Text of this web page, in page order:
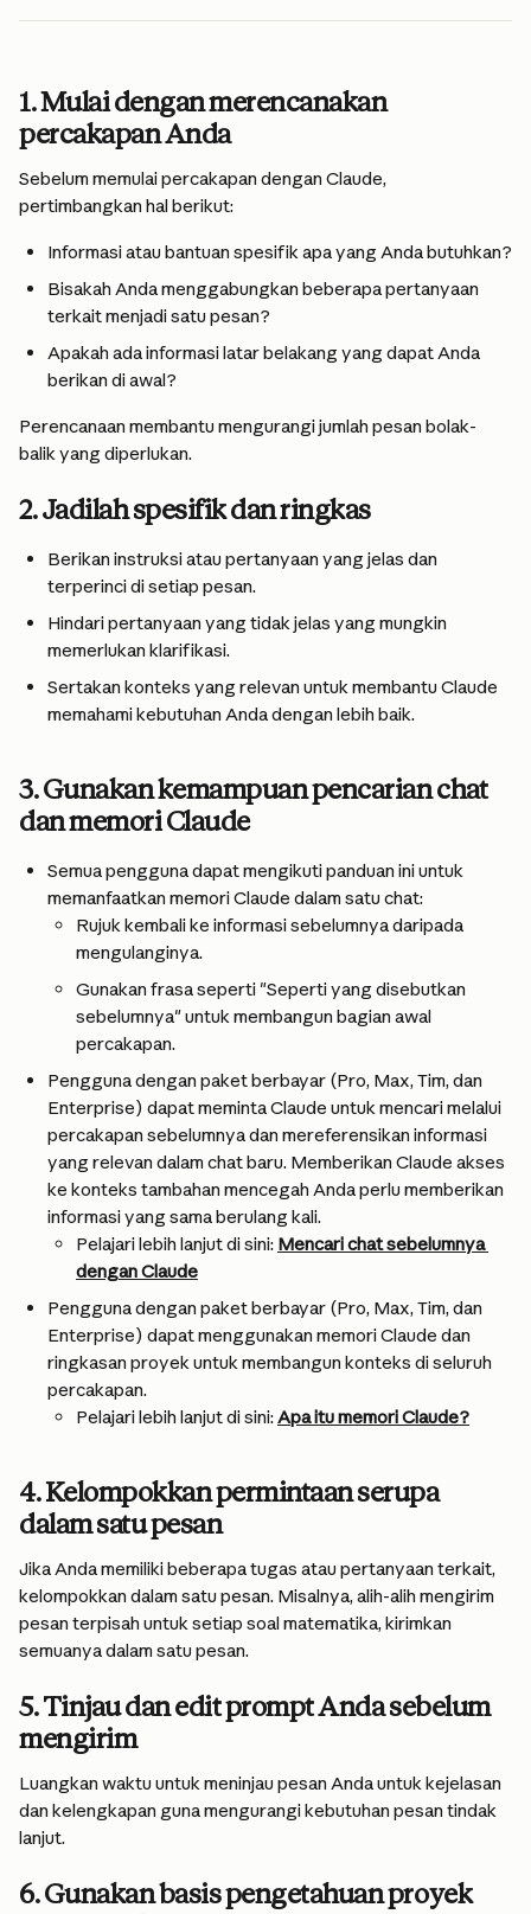
1. Mulai dengan merencanakan
percakapan Anda
Sebelum memulai percakapan dengan Claude,
pertimbangkan hal berikut:
Informasi atau bantuan spesifik apa yang Anda butuhkan?
Bisakah Anda menggabungkan beberapa pertanyaan
terkait menjadi satu pesan?
Apakah ada informasi latar belakang yang dapat Anda
berikan di awal?
Perencanaan membantu mengurangi jumlah pesan bolak-
balik yang diperlukan.
2. Jadilah spesifik dan ringkas
Berikan instruksi atau pertanyaan yang jelas dan
terperinci di setiap pesan.
Hindari pertanyaan yang tidak jelas yang mungkin
memerlukan klarifikasi.
Sertakan konteks yang relevan untuk membantu Claude
memahami kebutuhan Anda dengan lebih baik.
3. Gunakan kemampuan pencarian chat
dan memori Claude
Semua pengguna dapat mengikuti panduan ini untuk
memanfaatkan memori Claude dalam satu chat:
Rujuk kembali ke informasi sebelumnya daripada
mengulanginya.
Gunakan frasa seperti "Seperti yang disebutkan
sebelumnya" untuk membangun bagian awal
percakapan.
Pengguna dengan paket berbayar (Pro, Max, Tim, dan
Enterprise) dapat meminta Claude untuk mencari melalui
percakapan sebelumnya dan mereferensikan informasi
yang relevan dalam chat baru. Memberikan Claude akses
ke konteks tambahan mencegah Anda perlu memberikan
informasi yang sama berulang kali.
Pelajari lebih lanjut di sini: Mencari chat sebelumnya
dengan Claude
Pengguna dengan paket berbayar (Pro, Max, Tim, dan
Enterprise) dapat menggunakan memori Claude dan
ringkasan proyek untuk membangun konteks di seluruh
percakapan.
Pelajari lebih lanjut di sini: Apa itu memori Claude?
4. Kelompokkan permintaan serupa
dalam satu pesan
Jika Anda memiliki beberapa tugas atau pertanyaan terkait,
kelompokkan dalam satu pesan. Misalnya, alih-alih mengirim
pesan terpisah untuk setiap soal matematika, kirimkan
semuanya dalam satu pesan.
5. Tinjau dan edit prompt Anda sebelum
mengirim
Luangkan waktu untuk meninjau pesan Anda untuk kejelasan
dan kelengkapan guna mengurangi kebutuhan pesan tindak
lanjut.
6. Gunakan basis pengetahuan proyek